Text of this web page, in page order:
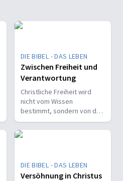
DIE BIBEL - DAS LEBEN
Zwischen Freiheit und
Verantwortung
Christliche Freiheit wird
nicht vom Wissen
bestimmt, sondern von der
Beziehung zum Nächsten –
und vom Ziel, Gott zu ehren.
DIE BIBEL - DAS LEBEN
Versöhnung in Christus